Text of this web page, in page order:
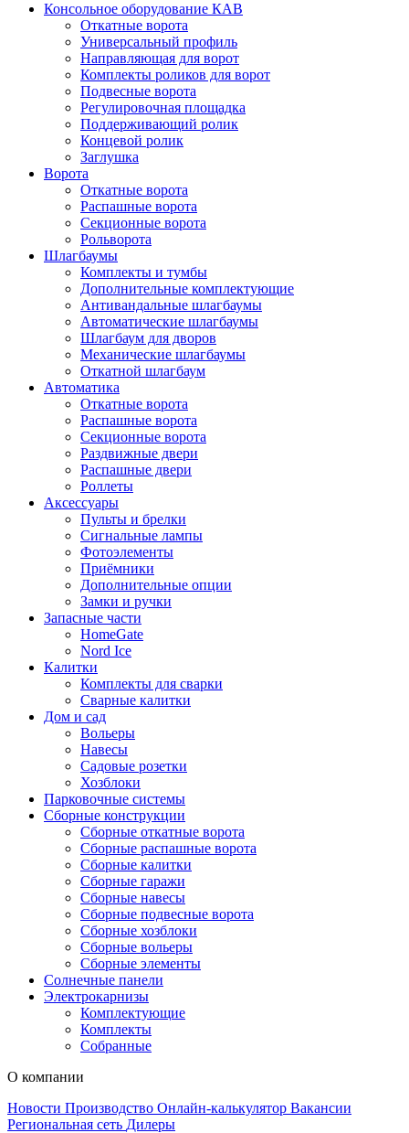
Консольное оборудование КАВ
Откатные ворота
Универсальный профиль
Направляющая для ворот
Комплекты роликов для ворот
Подвесные ворота
Регулировочная площадка
Поддерживающий ролик
Концевой ролик
Заглушка
Ворота
Откатные ворота
Распашные ворота
Секционные ворота
Рольворота
Шлагбаумы
Комплекты и тумбы
Дополнительные комплектующие
Антивандальные шлагбаумы
Автоматические шлагбаумы
Шлагбаум для дворов
Механические шлагбаумы
Откатной шлагбаум
Автоматика
Откатные ворота
Распашные ворота
Секционные ворота
Раздвижные двери
Распашные двери
Роллеты
Аксессуары
Пульты и брелки
Сигнальные лампы
Фотоэлементы
Приёмники
Дополнительные опции
Замки и ручки
Запасные части
HomeGate
Nord Ice
Калитки
Комплекты для сварки
Сварные калитки
Дом и сад
Вольеры
Навесы
Садовые розетки
Хозблоки
Парковочные системы
Сборные конструкции
Сборные откатные ворота
Сборные распашные ворота
Сборные калитки
Сборные гаражи
Сборные навесы
Сборные подвесные ворота
Сборные хозблоки
Сборные вольеры
Сборные элементы
Солнечные панели
Электрокарнизы
Комплектующие
Комплекты
Собранные
О компании
Новости Производство Онлайн-калькулятор Вакансии
Региональная сеть Дилеры